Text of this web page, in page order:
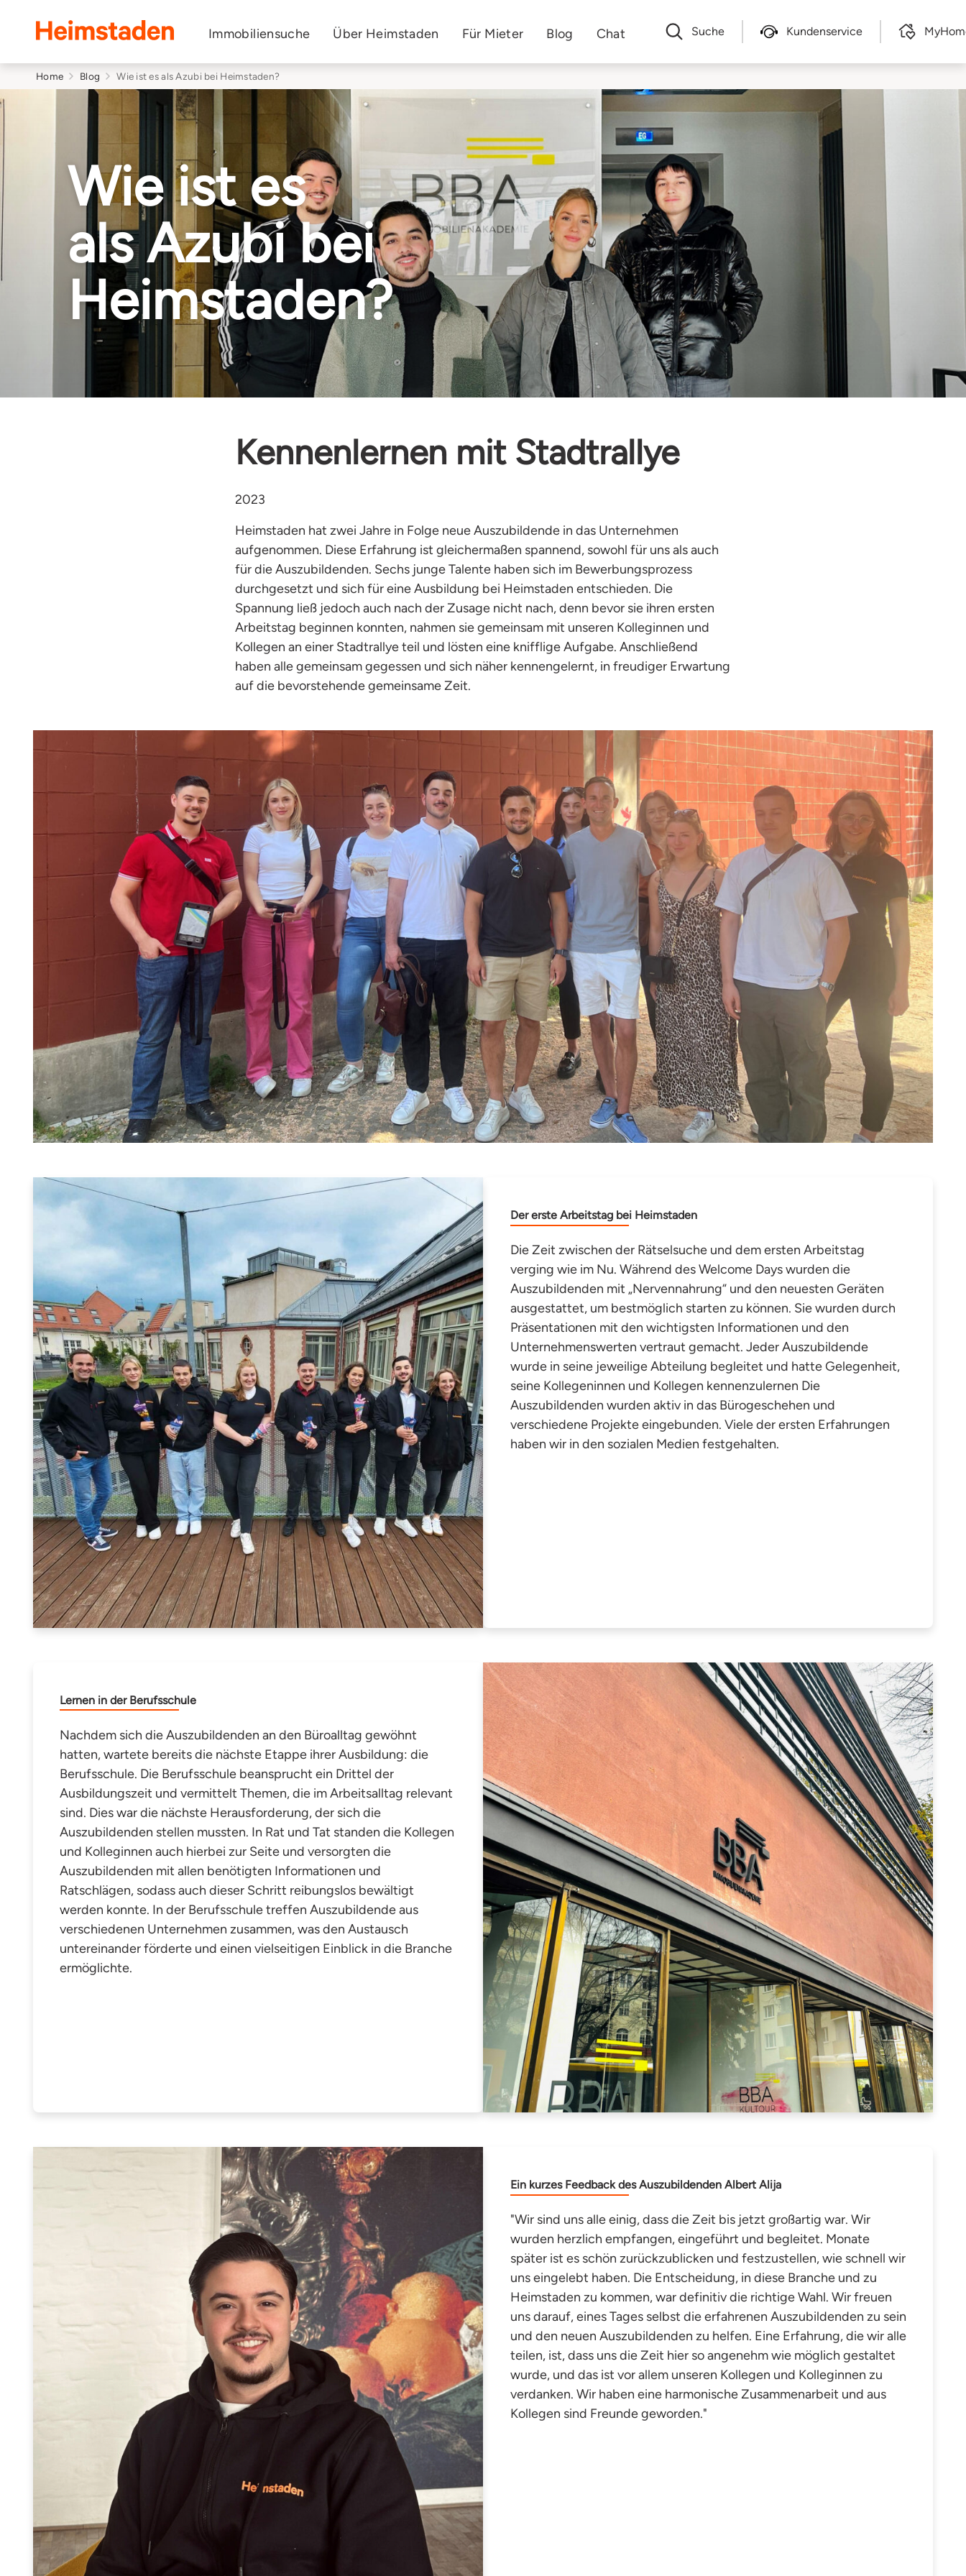
HeimstadenImmobiliensuche Über Heimstaden Für Mieter Blog Chat Suche Kundenservice
Home Blog Wie ist es als Azubi bei Heimstaden?
Wie ist es
als Azubi bei
Heimstaden?
Kennenlernen mit Stadtrallye
2023
Heimstaden hat zwei Jahre in Folge neue Auszubildende in das Unternehmen
aufgenommen. Diese Erfahrung ist gleichermaßen spannend, sowohl für uns als auch
für die Auszubildenden. Sechs junge Talente haben sich im Bewerbungsprozess
durchgesetzt und sich für eine Ausbildung bei Heimstaden entschieden. Die
Spannung ließ jedoch auch nach der Zusage nicht nach, denn bevor sie ihren ersten
Arbeitstag beginnen konnten, nahmen sie gemeinsam mit unseren Kolleginnen und
Kollegen an einer Stadtrallye teil und lösten eine knifflige Aufgabe. Anschließend
haben alle gemeinsam gegessen und sich näher kennengelernt, in freudiger Erwartung
auf die bevorstehende gemeinsame Zeit.
Der erste Arbeitstag bei Heimstaden
Die Zeit zwischen der Rätselsuche und dem ersten Arbeitstag
verging wie im Nu. Während des Welcome Days wurden die
Auszubildenden mit „Nervennahrung“ und den neuesten Geräten
ausgestattet, um bestmöglich starten zu können. Sie wurden durch
Präsentationen mit den wichtigsten Informationen und den
Unternehmenswerten vertraut gemacht. Jeder Auszubildende
wurde in seine jeweilige Abteilung begleitet und hatte Gelegenheit,
seine Kollegeninnen und Kollegen kennenzulernen Die
Auszubildenden wurden aktiv in das Bürogeschehen und
verschiedene Projekte eingebunden. Viele der ersten Erfahrungen
haben wir in den sozialen Medien festgehalten.
Lernen in der Berufsschule
Nachdem sich die Auszubildenden an den Büroalltag gewöhnt
hatten, wartete bereits die nächste Etappe ihrer Ausbildung: die
Berufsschule. Die Berufsschule beansprucht ein Drittel der
Ausbildungszeit und vermittelt Themen, die im Arbeitsalltag relevant
sind. Dies war die nächste Herausforderung, der sich die
Auszubildenden stellen mussten. In Rat und Tat standen die Kollegen
und Kolleginnen auch hierbei zur Seite und versorgten die
Auszubildenden mit allen benötigten Informationen und
Ratschlägen, sodass auch dieser Schritt reibungslos bewältigt
werden konnte. In der Berufsschule treffen Auszubildende aus
verschiedenen Unternehmen zusammen, was den Austausch
untereinander förderte und einen vielseitigen Einblick in die Branche
ermöglichte.
Ein kurzes Feedback des Auszubildenden Albert Alija
"Wir sind uns alle einig, dass die Zeit bis jetzt großartig war. Wir
wurden herzlich empfangen, eingeführt und begleitet. Monate
später ist es schön zurückzublicken und festzustellen, wie schnell wir
uns eingelebt haben. Die Entscheidung, in diese Branche und zu
Heimstaden zu kommen, war definitiv die richtige Wahl. Wir freuen
uns darauf, eines Tages selbst die erfahrenen Auszubildenden zu sein
und den neuen Auszubildenden zu helfen. Eine Erfahrung, die wir alle
teilen, ist, dass uns die Zeit hier so angenehm wie möglich gestaltet
wurde, und das ist vor allem unseren Kollegen und Kolleginnen zu
verdanken. Wir haben eine harmonische Zusammenarbeit und aus
Kollegen sind Freunde geworden."